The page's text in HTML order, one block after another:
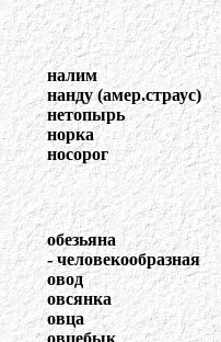
налим
нанду (амер.страус)
нетопырь
норка
носорог
обезьяна
- человекообразная
овод
овсянка
овца
овцебык